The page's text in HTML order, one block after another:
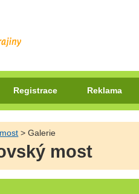
Registrace Reklama
> Galerie
most